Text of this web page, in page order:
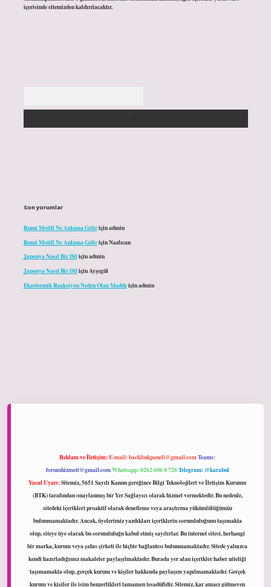
içerisinde sitemizden kaldırılacaktır.
Son yorumlar
Rumi Motifi Ne Anlama Geliriçinadmin
Rumi Motifi Ne Anlama GeliriçinNazlıcan
Japonya Nasıl Bir Diliçinadmin
Japonya Nasıl Bir DiliçinAyşegül
Ekzotermik Reaksiyon Neden Olan Maddeiçinadmin
Reklam ve İletişim:E-mail:backlinkpaneli@gmail.comTeams:
forumhizmeti@gmail.comWhatsapp: 0262 606 0 726Telegram: @karabul
Yasal Uyarı:Sitemiz, 5651 Sayılı Kanun gereğince Bilgi Teknolojileri ve İletişim Kurumu
(BTK) tarafından onaylanmış bir Yer Sağlayıcı olarak hizmet vermektedir. Bu nedenle,
sitedeki içerikleri proaktif olarak denetleme veya araştırma yükümlülüğümüz
bulunmamaktadır. Ancak, üyelerimiz yazdıkları içeriklerin sorumluluğunu taşımakta
olup, siteye üye olarak bu sorumluluğu kabul etmiş sayılırlar. Bu internet sitesi, herhangi
bir marka, kurum veya şahıs şirketi ile hiçbir bağlantısı bulunmamaktadır. Sitede yalnızca
kendi hazırladığımız makaleler paylaşılmaktadır. Burada yer alan içerikler haber niteliği
taşımamakta olup, gerçek kurum ve kişiler hakkında paylaşım yapılmamaktadır. Gerçek
kurum ve kişiler ile isim benzerlikleri tamamen tesadüfidir. Sitemiz, kar amacı gütmeyen